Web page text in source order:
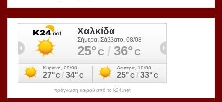
πρόγνωση καιρού από το k24.net